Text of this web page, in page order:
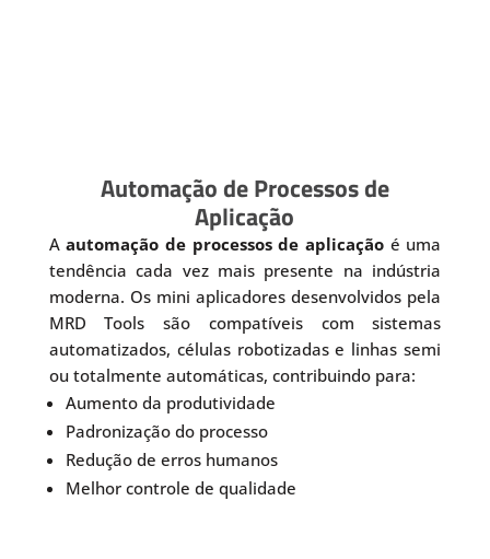
Automação de Processos de
Aplicação
Aautomação de processos de aplicaçãoé uma
tendência cada vez mais presente na indústria
moderna. Os mini aplicadores desenvolvidos pela
MRD Tools são compatíveis com sistemas
automatizados, células robotizadas e linhas semi
ou totalmente automáticas, contribuindo para:
Aumento da produtividade
Padronização do processo
Redução de erros humanos
Melhor controle de qualidade